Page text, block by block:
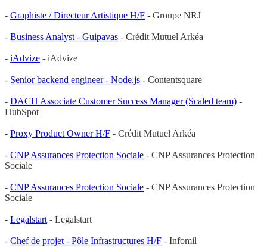
- Graphiste / Directeur Artistique H/F - Groupe NRJ
- Business Analyst - Guipavas - Crédit Mutuel Arkéa
- iAdvize - iAdvize
- Senior backend engineer - Node.js - Contentsquare
- DACH Associate Customer Success Manager (Scaled team) -
HubSpot
- Proxy Product Owner H/F - Crédit Mutuel Arkéa
- CNP Assurances Protection Sociale - CNP Assurances Protection
Sociale
- CNP Assurances Protection Sociale - CNP Assurances Protection
Sociale
- Legalstart - Legalstart
- Chef de projet - Pôle Infrastructures H/F - Infomil